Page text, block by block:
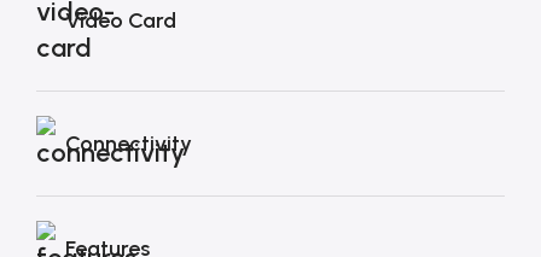
Video Card
Connectivity
Features